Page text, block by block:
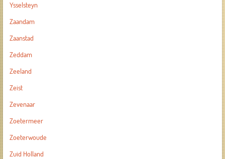
Ysselsteyn
Zaandam
Zaanstad
Zeddam
Zeeland
Zeist
Zevenaar
Zoetermeer
Zoeterwoude
Zuid Holland